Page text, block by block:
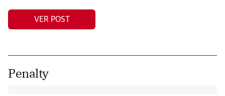
VER POST
Penalty